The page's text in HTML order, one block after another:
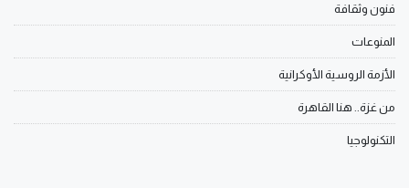
فنون وثقافة
المنوعات
الأزمة الروسية الأوكرانية
من غزة.. هنا القاهرة
التكنولوجيا